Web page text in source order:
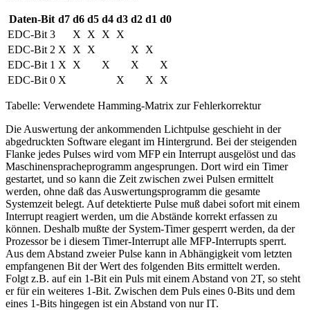
Daten-Bit d7 d6 d5 d4 d3 d2 d1 d0
EDC-Bit 3
X X X
X
EDC-Bit 2 X X X X
X
EDC-Bit 1 X X X X
X
EDC-Bit 0 X X X X
Tabelle: Verwendete Hamming-Matrix zur Fehlerkorrektur
Die Auswertung der ankommenden Lichtpulse geschieht in der
abgedruckten Software elegant im Hintergrund. Bei der steigenden
Flanke jedes Pulses wird vom MFP ein Interrupt ausgelöst und das
Maschinenspracheprogramm angesprungen. Dort wird ein Timer
gestartet, und so kann die Zeit zwischen zwei Pulsen ermittelt
werden, ohne daß das Auswertungsprogramm die gesamte
Systemzeit belegt. Auf detektierte Pulse muß dabei sofort mit einem
Interrupt reagiert werden, um die Abstände korrekt erfassen zu
können. Deshalb mußte der System-Timer gesperrt werden, da der
Prozessor be i diesem Timer-Interrupt alle MFP-Interrupts sperrt.
Aus dem Abstand zweier Pulse kann in Abhängigkeit vom letzten
empfangenen Bit der Wert des folgenden Bits ermittelt werden.
Folgt z.B. auf ein 1-Bit ein Puls mit einem Abstand von 2T, so steht
er für ein weiteres 1-Bit. Zwischen dem Puls eines 0-Bits und dem
eines 1-Bits hingegen ist ein Abstand von nur IT.